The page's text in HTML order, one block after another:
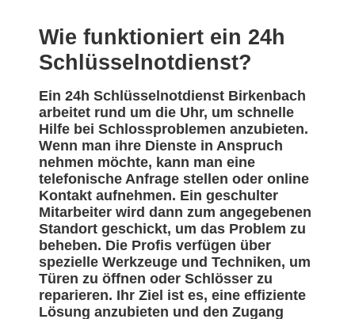
Wie funktioniert ein 24h
Schlüsselnotdienst?
Ein 24h Schlüsselnotdienst Birkenbach
arbeitet rund um die Uhr, um schnelle
Hilfe bei Schlossproblemen anzubieten.
Wenn man ihre Dienste in Anspruch
nehmen möchte, kann man eine
telefonische Anfrage stellen oder online
Kontakt aufnehmen. Ein geschulter
Mitarbeiter wird dann zum angegebenen
Standort geschickt, um das Problem zu
beheben. Die Profis verfügen über
spezielle Werkzeuge und Techniken, um
Türen zu öffnen oder Schlösser zu
reparieren. Ihr Ziel ist es, eine effiziente
Lösung anzubieten und den Zugang